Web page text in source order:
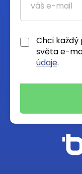
Chci
světa e-
údaje.